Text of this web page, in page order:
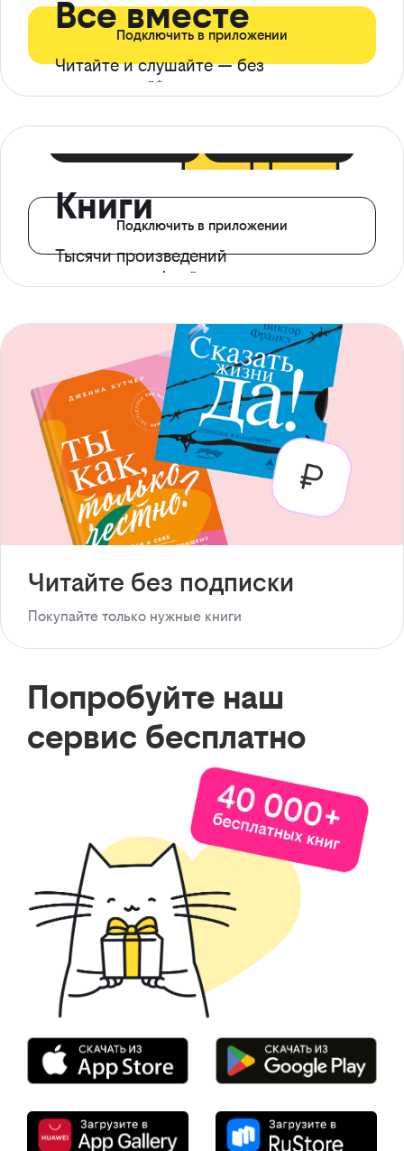
Все вместе
Читайте и слушайте — без
ограничений*
Подключить в приложении
Книги
Тысячи произведений
с доступом офлайн
Подключить в приложении
Читайте без подписки
Покупайте только нужные книги
Попробуйте наш
сервис бесплатно